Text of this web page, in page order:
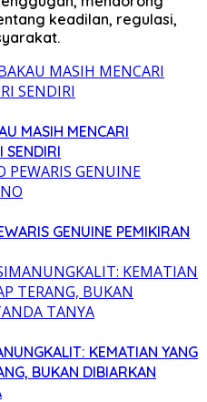
keadilan, regulasi,
MASIH MENCARI
SENDIRI
GENUINE PEMIKIRAN
KEMATIAN YANG
BUKAN DIBIARKAN